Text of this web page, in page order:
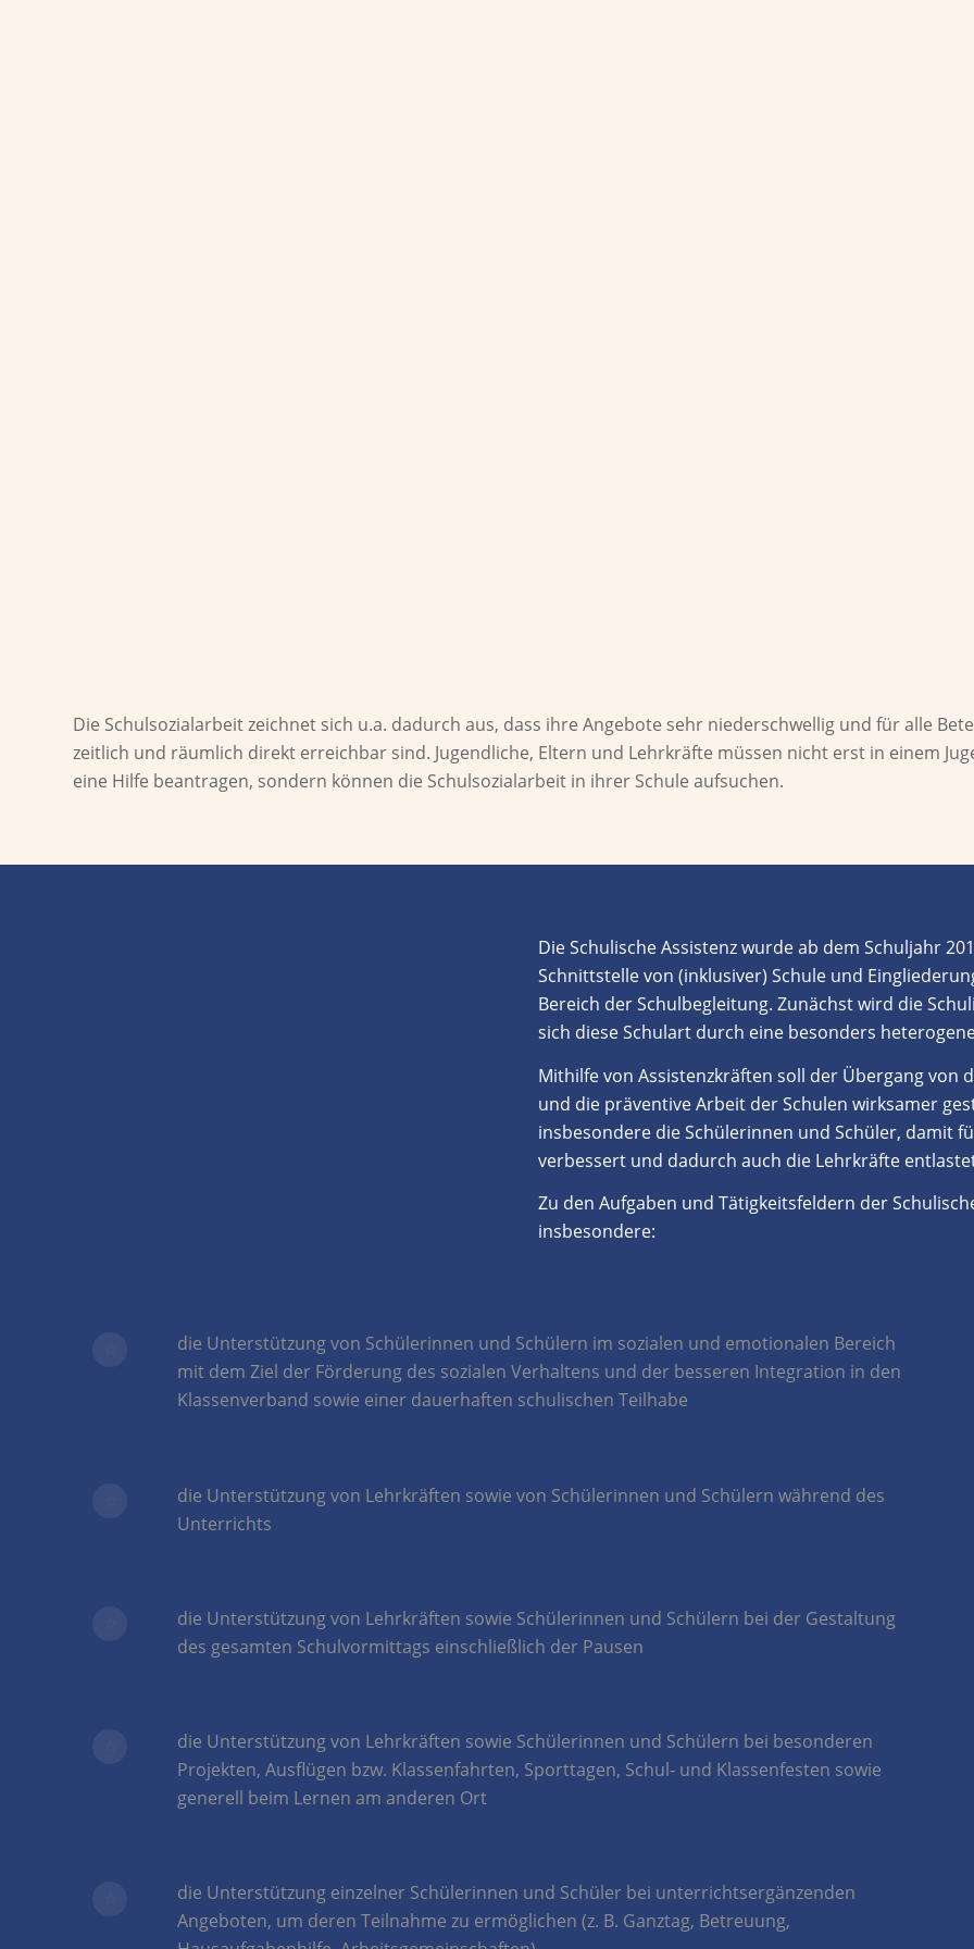
Die Schulsozialarbeitzeichnet sich u.a. dadurch aus, dass ihre Angebote sehr niederschwellig und für alle
zeitlich und räumlich direkt erreichbar sind. Jugendliche, Eltern und Lehrkräfte müssen nicht erst in einem
eine Hilfe beantragen, sondern können die Schulsozialarbeit in ihrer Schule aufsuchen.
DieSchulische Assistenzwurde ab dem Schuljahr
Schnittstelle von (inklusiver) Schule und
Bereich der Schulbegleitung. Zunächst wird die
sich diese Schulart durch eine besonders
Mithilfe von Assistenzkräften soll der Übergang
und die präventive Arbeit der Schulen wirksamer
insbesondere die Schülerinnen und Schüler, damit
verbessert und dadurch auch die Lehrkräfte
Zu den Aufgaben und Tätigkeitsfeldern der
insbesondere:
die Unterstützung von Schülerinnen und Schülern im sozialen und emotionalen Bereich
mit dem Ziel der Förderung des sozialen Verhaltens und der besseren Integration in den
Klassenverband sowie einer dauerhaften schulischen Teilhabe
die Unterstützung von Lehrkräften sowie von Schülerinnen und Schülern während des
Unterrichts
die Unterstützung von Lehrkräften sowie Schülerinnen und Schülern bei der Gestaltung
des gesamten Schulvormittags einschließlich der Pausen
die Unterstützung von Lehrkräften sowie Schülerinnen und Schülern bei besonderen
Projekten, Ausflügen bzw. Klassenfahrten, Sporttagen, Schul- und Klassenfesten sowie
generell beim Lernen am anderen Ort
die Unterstützung einzelner Schülerinnen und Schüler bei unterrichtsergänzenden
Angeboten, um deren Teilnahme zu ermöglichen (z. B. Ganztag, Betreuung,